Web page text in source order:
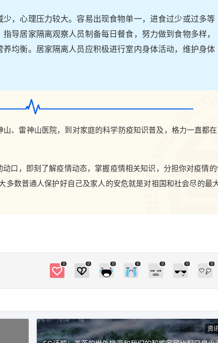
，心理压力较大。容易出现食物单一，进食过少或过多等
导居家隔离观察人员制备每日餐食，努力做到食物多样，
均衡。居家隔离人员应积极进行室内身体活动，维护身体
、雷神山医院，到对家庭的科学防疫知识普及，格力一直都
口，即刻了解疫情动态，掌握疫情相关知识，分担你对疫情
多数普通人保护好自己及家人的安危就是对祖国和社会尽的最
0 0 0 0 0 0 0
食，努力做到食物多样，三餐定时定量、合理分
配能量和营养素，营养均衡。居家隔离人员应积
极进行室内身体活动，维护身体机能。 抗击
口，即刻了解疫情动态，掌握疫情相关知识，分
对疫情，我们绝大多数普通人保护好自己及家人
资